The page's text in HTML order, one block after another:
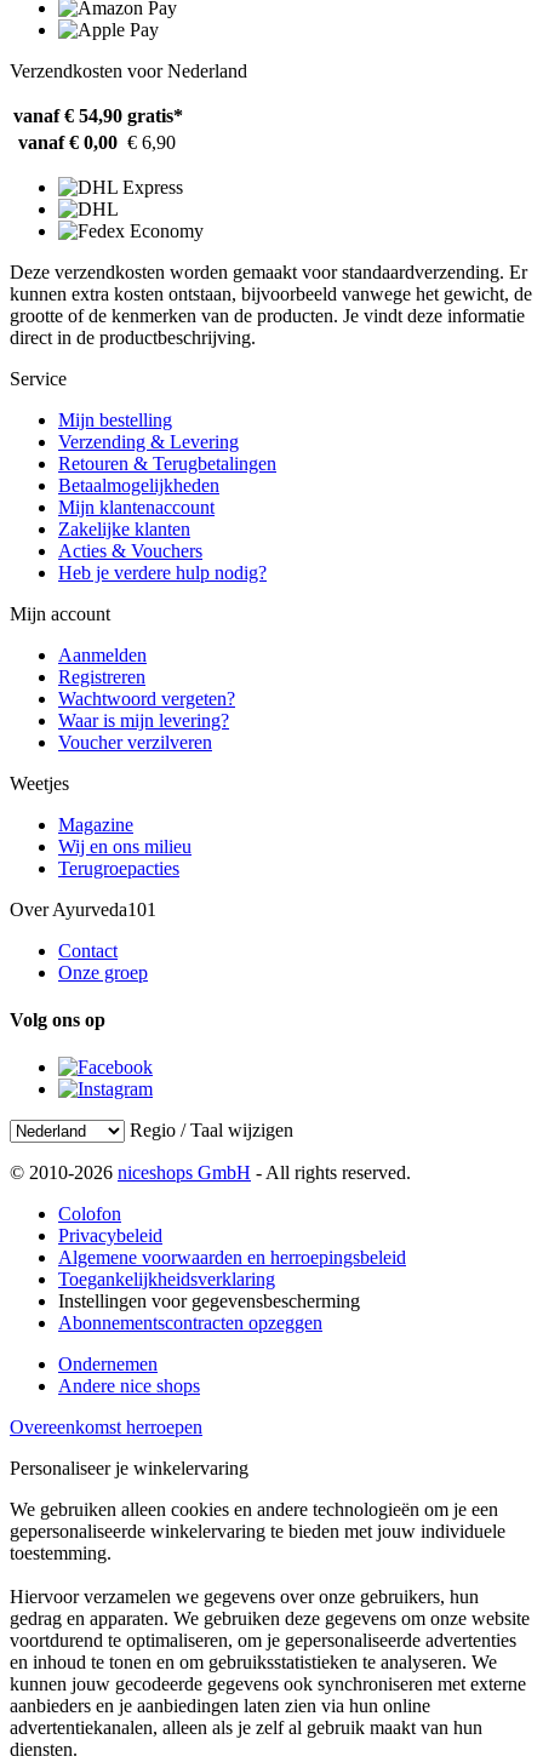
Verzendkosten voor Nederland
vanaf € 54,90 gratis*
vanaf € 0,00 € 6,90
Deze verzendkosten worden gemaakt voor standaardverzending. Er
kunnen extra kosten ontstaan, bijvoorbeeld vanwege het gewicht, de
grootte of de kenmerken van de producten. Je vindt deze informatie
direct in de productbeschrijving.
Service
Mijn bestelling
Verzending & Levering
Retouren & Terugbetalingen
Betaalmogelijkheden
Mijn klantenaccount
Zakelijke klanten
Acties & Vouchers
Heb je verdere hulp nodig?
Mijn account
Aanmelden
Registreren
Wachtwoord vergeten?
Waar is mijn levering?
Voucher verzilveren
Weetjes
Magazine
Wij en ons milieu
Terugroepacties
Over Ayurveda101
Contact
Onze groep
Volg ons op
Regio / Taal wijzigen
© 2010-2026 niceshops GmbH - All rights reserved.
Colofon
Privacybeleid
Algemene voorwaarden en herroepingsbeleid
Toegankelijkheidsverklaring
Instellingen voor gegevensbescherming
Abonnementscontracten opzeggen
Ondernemen
Andere nice shops
Overeenkomst herroepen
Personaliseer je winkelervaring
We gebruiken alleen cookies en andere technologieën om je een
gepersonaliseerde winkelervaring te bieden met jouw individuele
toestemming.
Hiervoor verzamelen we gegevens over onze gebruikers, hun
gedrag en apparaten. We gebruiken deze gegevens om onze website
voortdurend te optimaliseren, om je gepersonaliseerde advertenties
en inhoud te tonen en om gebruiksstatistieken te analyseren. We
kunnen jouw gecodeerde gegevens ook synchroniseren met externe
aanbieders en je aanbiedingen laten zien via hun online
advertentiekanalen, alleen als je zelf al gebruik maakt van hun
diensten.